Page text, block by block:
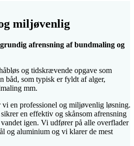
miljøvenlig
afrensning af bundmaling og
og tidskrævende opgave som
båd, som typisk er fyldt af alger,
mm.
en professionel og miljøvenlig løsning.
en effektiv og skånsom afrensning
igen. Vi udfører på alle overflader
og aluminium og vi klarer de mest